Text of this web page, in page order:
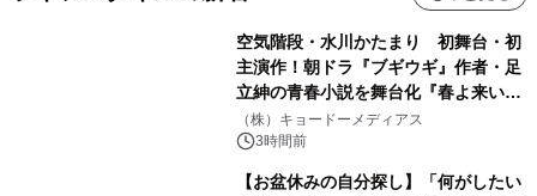
空気階段・水川かたまり 初舞台・初
主演作！朝ドラ『ブギウギ』作者・足
立紳の青春小説を舞台化『春よ来い、
マジで来い』キービジュアル解禁！
（株）キョードーメディアス
3時間前
【お盆休みの自分探し】「何がしたい